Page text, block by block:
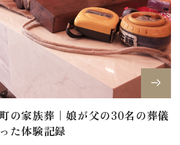
の家族葬｜娘が父の30名の葬儀
た体験記録